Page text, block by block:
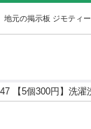
地元の掲示板 ジモティー
【5個300円】洗濯